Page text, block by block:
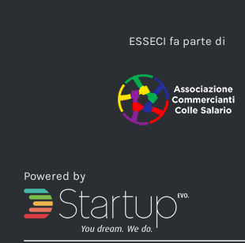
ESSECI fa parte di
Powered by